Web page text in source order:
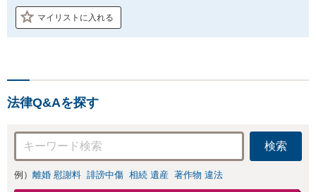
マイリストに入れる
法律Q&Aを探す
検索
例） 離婚 慰謝料 誹謗中傷 相続 遺産 著作物 違法